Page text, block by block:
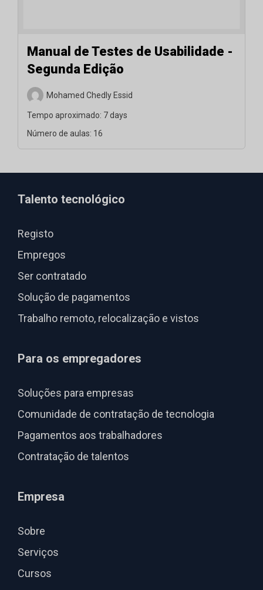
Manual de Testes de Usabilidade -
Segunda Edição
Mohamed Chedly Essid
Tempo aproximado: 7 days
Número de aulas: 16
Talento tecnológico
Registo
Empregos
Ser contratado
Solução de pagamentos
Trabalho remoto, relocalização e vistos
Para os empregadores
Soluções para empresas
Comunidade de contratação de tecnologia
Pagamentos aos trabalhadores
Contratação de talentos
Empresa
Sobre
Serviços
Cursos